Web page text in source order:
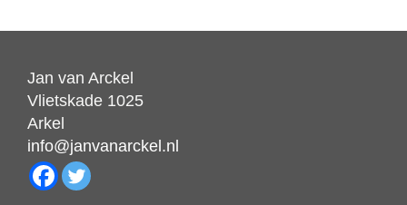
Jan van Arckel
Vlietskade 1025
Arkel
info@janvanarckel.nl